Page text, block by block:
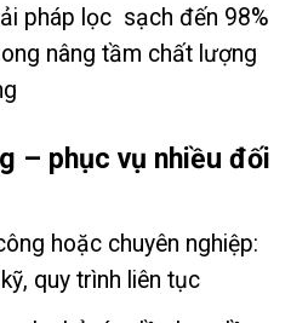
pháp lọc sạch đến 98%
nâng tầm chất lượng
– phục vụ nhiều đối
hoặc chuyên nghiệp:
quy trình liên tục